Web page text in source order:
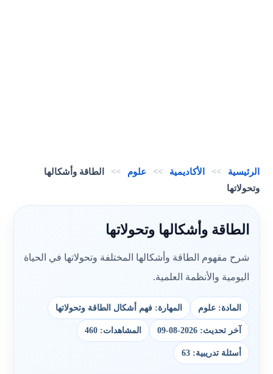
الرئيسية >> الأكاديمية >> علوم >>
الطاقة وأشكالها
وتحولاتها
الطاقة وأشكالها وتحولاتها
شرح مفهوم الطاقة وأشكالها المختلفة وتحولاتها في الحياة
اليومية والأنظمة العلمية.
المادة: علوم المهارة: فهم أشكال الطاقة وتحولاتها
آخر تحديث: 2026-08-09 المشاهدات: 460
أسئلة تدريبية: 63